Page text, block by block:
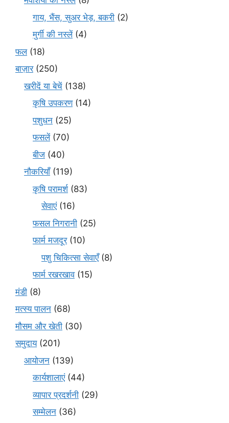
गाय, भैंस, सुअर भेड़, बकरी (2)
मुर्गी की नस्लें(4)
फल(18)
बाज़ार(250)
खरीदें या बेचें (138)
कृषि उपकरण(14)
पशुधन (25)
फसलें(70)
बीज (40)
नौकरियाँ(119)
कृषि परामर्श(83)
सेवाएं(16)
फसल निगरानी (25)
फार्म मजदूर(10)
पशु चिकित्सा सेवाएँ(8)
फार्म रखरखाव(15)
मंडी (8)
मत्स्य पालन (68)
मौसम और खेती (30)
समुदाय(201)
आयोजन (139)
कार्यशालाएं(44)
व्यापार प्रदर्शनी (29)
सम्मेलन (36)